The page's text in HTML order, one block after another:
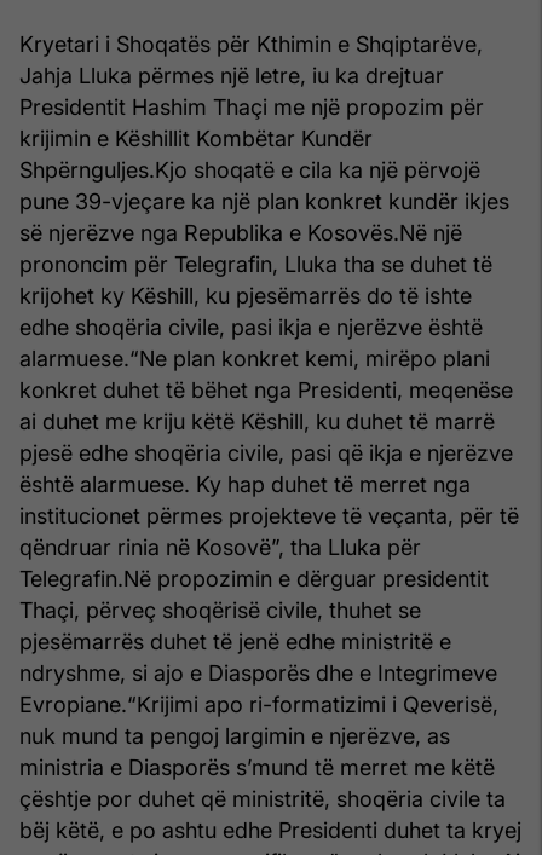
Kryetari i Shoqatës për Kthimin e Shqiptarëve,
Jahja Lluka përmes një letre, iu ka drejtuar
Presidentit Hashim Thaçi me një propozim për
krijimin e Këshillit Kombëtar Kundër
Shpërnguljes.Kjo shoqatë e cila ka një përvojë
pune 39-vjeçare ka një plan konkret kundër ikjes
së njerëzve nga Republika e Kosovës.Në një
prononcim për Telegrafin, Lluka tha se duhet të
krijohet ky Këshill, ku pjesëmarrës do të ishte
edhe shoqëria civile, pasi ikja e njerëzve është
alarmuese.“Ne plan konkret kemi, mirëpo plani
konkret duhet të bëhet nga Presidenti, meqenëse
ai duhet me kriju këtë Këshill, ku duhet të marrë
pjesë edhe shoqëria civile, pasi që ikja e njerëzve
është alarmuese. Ky hap duhet të merret nga
institucionet përmes projekteve të veçanta, për të
qëndruar rinia në Kosovë”, tha Lluka për
Telegrafin.Në propozimin e dërguar presidentit
Thaçi, përveç shoqërisë civile, thuhet se
pjesëmarrës duhet të jenë edhe ministritë e
ndryshme, si ajo e Diasporës dhe e Integrimeve
Evropiane.“Krijimi apo ri-formatizimi i Qeverisë,
nuk mund ta pengoj largimin e njerëzve, as
ministria e Diasporës s’mund të merret me këtë
çështje por duhet që ministritë, shoqëria civile ta
bëj këtë, e po ashtu edhe Presidenti duhet ta kryej